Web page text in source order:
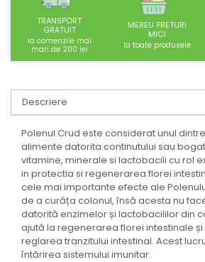
CREME CORP-MASAJ-MAINI -
CALCAIE
FOOD SEMINȚE- OLEAGINOASE
CEAIURI
CREME AFECTIUNI PIELE
SUPOZITOARE
TINCTURI
SUPERALIMENTE
TRANSPORT
GRATUIT
la comenzile mai
mari de 200 lei
MEREU PRETURI
MICI
la toate produsele
Descriere
Polenul Crud este considerat unul
alimente datorita continutului sau
vitamine, minerale si lactobacili cu rol
in protectia si regenerarea florei
cele mai importante efecte ale
de a curăța colonul, însă acesta nu
datorită enzimelor și lactobacililor din
ajută la regenerarea florei intestinale
reglarea tranzitului intestinal. Acest
întărirea sistemului imunitar.